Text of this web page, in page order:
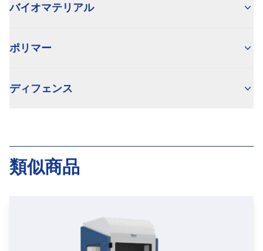
バイオマテリアル
ポリマー
ディフェンス
類似商品